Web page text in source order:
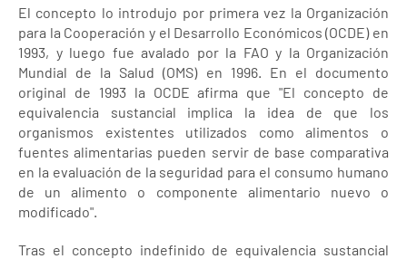
El concepto lo introdujo por primera vez la Organización
para la Cooperación y el Desarrollo Económicos (OCDE) en
1993, y luego fue avalado por la FAO y la Organización
Mundial de la Salud (OMS) en 1996. En el documento
original de 1993 la OCDE afirma que "El concepto de
equivalencia sustancial implica la idea de que los
organismos existentes utilizados como alimentos o
fuentes alimentarias pueden servir de base comparativa
en la evaluación de la seguridad para el consumo humano
de un alimento o componente alimentario nuevo o
modificado".
Tras el concepto indefinido de equivalencia sustancial